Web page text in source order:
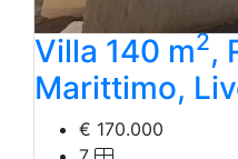
Villa 140 m2,
Marittimo,
€ 170.000